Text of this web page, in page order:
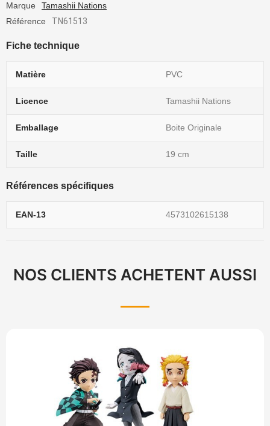
Marque
Tamashii Nations
Référence
TN61513
Fiche technique
Matière PVC
Licence Tamashii Nations
Emballage Boite Originale
Taille 19 cm
Références spécifiques
EAN-13 4573102615138
NOS CLIENTS ACHETENT AUSSI